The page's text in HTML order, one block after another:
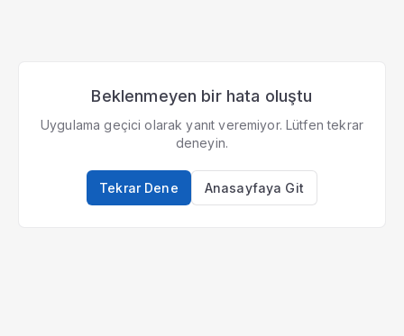
Beklenmeyen bir hata oluştu
Uygulama geçici olarak yanıt veremiyor. Lütfen tekrar
deneyin.
Tekrar Dene Anasayfaya Git